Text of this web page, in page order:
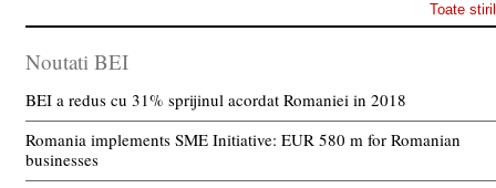
Toate
Noutati BEI
BEI a redus cu 31% sprijinul acordat Romaniei in 2018
Romania implements SME Initiative: EUR 580 m for Romanian
businesses